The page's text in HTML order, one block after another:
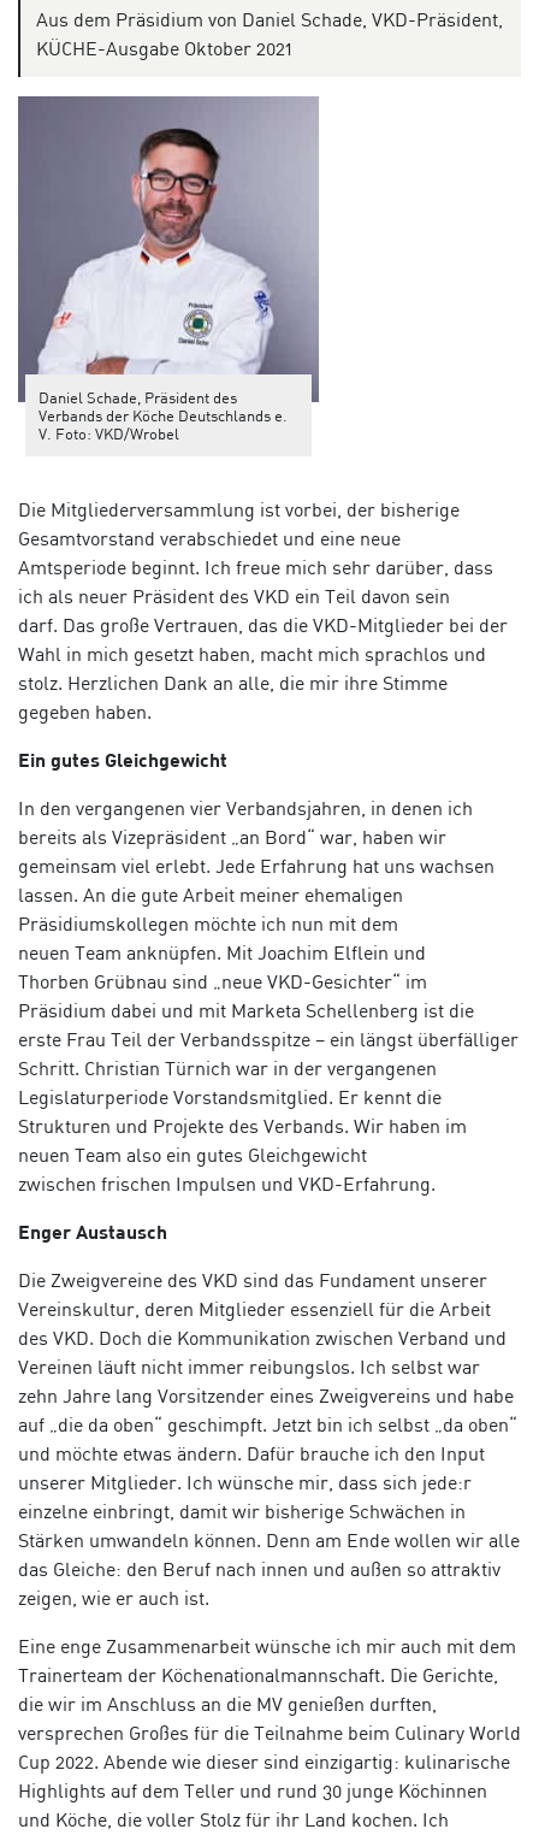
Aus dem Präsidium von Daniel Schade, VKD-Präsident,
KÜCHE-Ausgabe Oktober 2021
Daniel Schade, Präsident des
Verbands der Köche Deutschlands e.
V. Foto: VKD/Wrobel
Die Mitgliederversammlung ist vorbei, der bisherige
Gesamtvorstand verabschiedet und eine neue
Amtsperiode beginnt. Ich freue mich sehr darüber, dass
ich als neuer Präsident des VKD ein Teil davon sein
darf. Das große Vertrauen, das die VKD-Mitglieder bei der
Wahl in mich gesetzt haben, macht mich sprachlos und
stolz. Herzlichen Dank an alle, die mir ihre Stimme
gegeben haben.
Ein gutes Gleichgewicht
In den vergangenen vier Verbandsjahren, in denen ich
bereits als Vizepräsident „an Bord“ war, haben wir
gemeinsam viel erlebt. Jede Erfahrung hat uns wachsen
lassen. An die gute Arbeit meiner ehemaligen
Präsidiumskollegen möchte ich nun mit dem
neuen Team anknüpfen. Mit Joachim Elflein und
Thorben Grübnau sind „neue VKD-Gesichter“ im
Präsidium dabei und mit Marketa Schellenberg ist die
erste Frau Teil der Verbandsspitze – ein längst überfälliger
Schritt. Christian Türnich war in der vergangenen
Legislaturperiode Vorstandsmitglied. Er kennt die
Strukturen und Projekte des Verbands. Wir haben im
neuen Team also ein gutes Gleichgewicht
zwischen frischen Impulsen und VKD-Erfahrung.
Enger Austausch
Die Zweigvereine des VKD sind das Fundament unserer
Vereinskultur, deren Mitglieder essenziell für die Arbeit
des VKD. Doch die Kommunikation zwischen Verband und
Vereinen läuft nicht immer reibungslos. Ich selbst war
zehn Jahre lang Vorsitzender eines Zweigvereins und habe
auf „die da oben“ geschimpft. Jetzt bin ich selbst „da oben“
und möchte etwas ändern. Dafür brauche ich den Input
unserer Mitglieder. Ich wünsche mir, dass sich jede:r
einzelne einbringt, damit wir bisherige Schwächen in
Stärken umwandeln können. Denn am Ende wollen wir alle
das Gleiche: den Beruf nach innen und außen so attraktiv
zeigen, wie er auch ist.
Eine enge Zusammenarbeit wünsche ich mir auch mit dem
Trainerteam der Köchenationalmannschaft. Die Gerichte,
die wir im Anschluss an die MV genießen durften,
versprechen Großes für die Teilnahme beim Culinary World
Cup 2022. Abende wie dieser sind einzigartig: kulinarische
Highlights auf dem Teller und rund 30 junge Köchinnen
und Köche, die voller Stolz für ihr Land kochen. Ich